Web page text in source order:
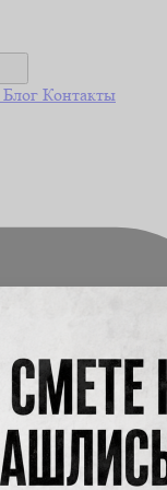
Блог Контакты